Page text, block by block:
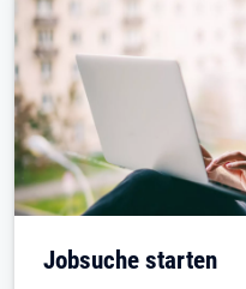
Jobsuche starten